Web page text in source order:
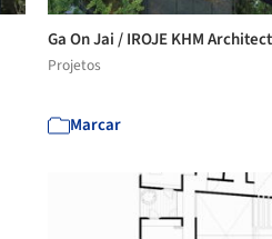
Ga On Jai / IROJE KHM
Projetos
Marcar